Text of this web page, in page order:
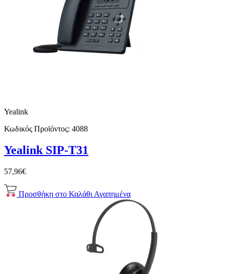
Yealink
Κωδικός Προϊόντος: 4088
Yealink SIP-T31
57,96€
Προσθήκη στο Καλάθι Αγαπημένα